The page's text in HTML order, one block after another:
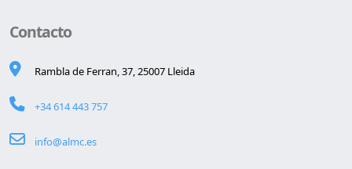
Contacto
Rambla de Ferran, 37, 25007 Lleida
+34 614 443 757
info@almc.es